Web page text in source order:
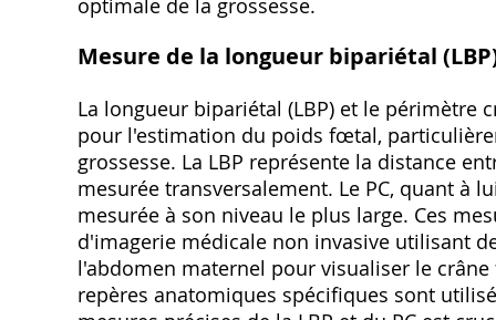
optimale de la grossesse.
Mesure de la longueur bipariétal
La longueur bipariétal (LBP) et le périmètre
pour l'estimation du poids fœtal,
grossesse. La LBP représente la distance
mesurée transversalement. Le PC, quant à
mesurée à son niveau le plus large. Ces
d'imagerie médicale non invasive utilisant
l'abdomen maternel pour visualiser le
repères anatomiques spécifiques sont